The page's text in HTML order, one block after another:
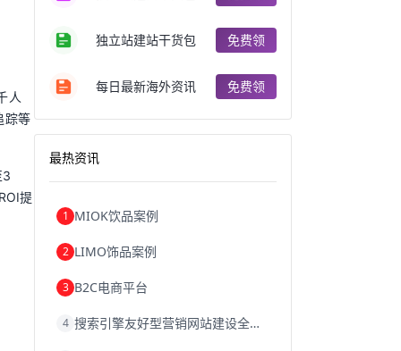
人
踪等
3
提
郑州跨境电商跨境电商趋势
阿里跨境电商
跨境电商费用美国跨境电商
跨境电商教程
独立站跨境电商跨境电商独立站
跨境电商erp西安跨境电商
沈阳跨境电商跨境电商服务平台
跨境电商网店跨境电商物流模式
跨境电商结算浙江跨境电商
独立站建站干货包 免费领
每日最新海外资讯 免费领
最热资讯
1 MIOK饮品案例
2 LIMO饰品案例
3 B2C电商平台
4 搜索引擎友好型营销网站建设全攻略